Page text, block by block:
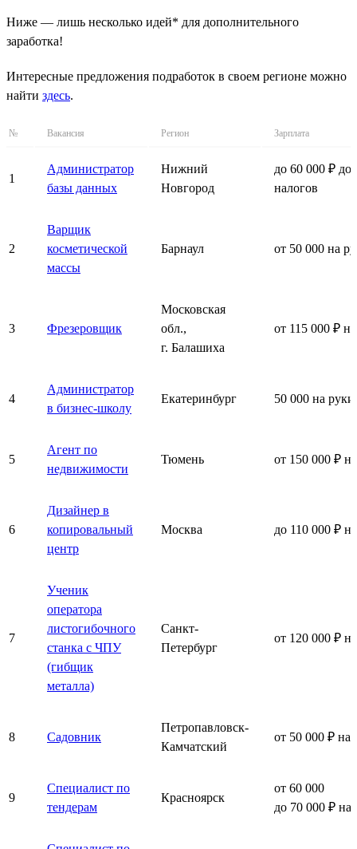
Ниже — лишь несколько идей* для дополнительного
заработка!
Интересные предложения подработок в своем регионе можно
найти здесь.
№ Вакансия Регион Зарплата
1
Администратор
базы данных
Нижний
Новгород
до 60 000 ₽ до
налогов
2
Варщик
косметической
массы
Барнаул от 50 000 на
3 Фрезеровщик
Московская
обл.,
г. Балашиха
от 115 000 ₽
4
Администратор
в бизнес-школу
Екатеринбург 50 000 на руки
5
Агент по
недвижимости
Тюмень от 150 000 ₽
6
Дизайнер в
копировальный
центр
Москва до 110 000 ₽
7
Ученик
оператора
листогибочного
станка с ЧПУ
(гибщик
металла)
Санкт-
Петербург
от 120 000 ₽
8 Садовник
Петропавловск-
Камчатский
от 50 000 ₽ на
9
Специалист по
тендерам
Красноярск
от 60 000
до 70 000 ₽ на